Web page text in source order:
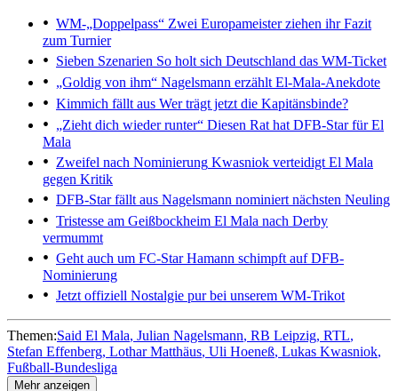
WM-„Doppelpass“ Zwei Europameister ziehen ihr Fazit
zum Turnier
Sieben Szenarien So holt sich Deutschland das WM-Ticket
„Goldig von ihm“ Nagelsmann erzählt El-Mala-Anekdote
Kimmich fällt aus Wer trägt jetzt die Kapitänsbinde?
„Zieht dich wieder runter“ Diesen Rat hat DFB-Star für El
Mala
Zweifel nach Nominierung Kwasniok verteidigt El Mala
gegen Kritik
DFB-Star fällt aus Nagelsmann nominiert nächsten Neuling
Tristesse am Geißbockheim El Mala nach Derby
vermummt
Geht auch um FC-StarHamann schimpft auf DFB-
Nominierung
Jetzt offiziell Nostalgie pur bei unserem WM-Trikot
Themen:Said El Mala Julian Nagelsmann RB Leipzig RTL
Stefan Effenberg Lothar Matthäus Uli Hoeneß Lukas Kwasniok
Fußball-Bundesliga
Mehr anzeigen